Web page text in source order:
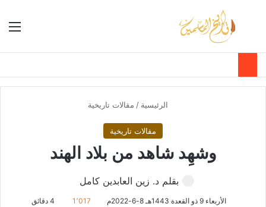
الوضع بحث عن
الرئيسية / مقالات تاريخية
مقالات تاريخية
وشهِد شاهد من بلاد الهند
بقلم د. زين العابدين كامل
الأربعاء 9 ذو القعدة 1443هـ 8-6-2022م 1٬017